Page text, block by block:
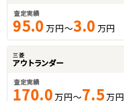
査定実績
95.0 万円～3.0 万円
三菱
アウトランダー
査定実績
170.0 万円～7.5万円